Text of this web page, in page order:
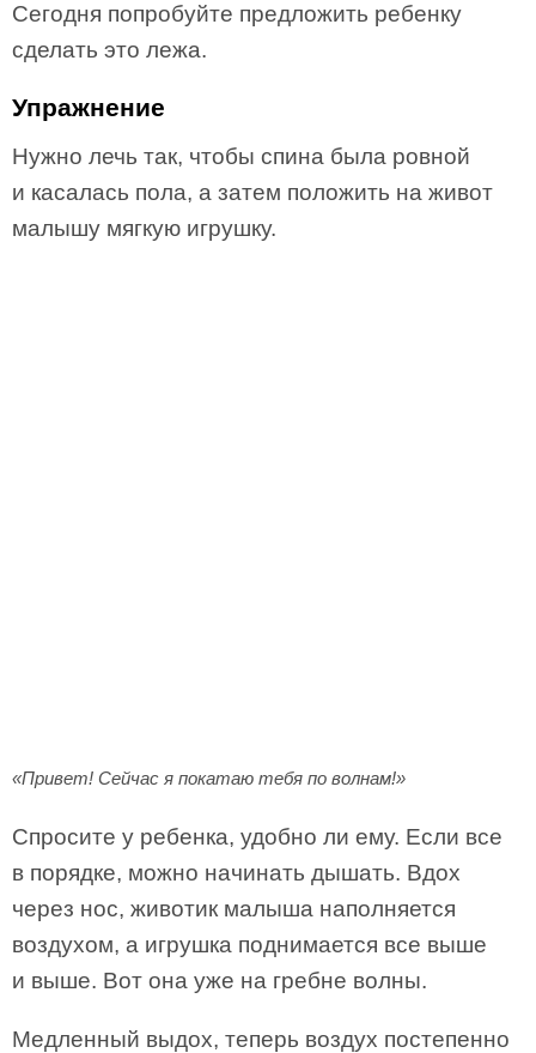
Сегодня попробуйте предложить ребенку
сделать это лежа.
Упражнение
Нужно лечь так, чтобы спина была ровной
и касалась пола, а затем положить на живот
малышу мягкую игрушку.
«Привет! Сейчас я покатаю тебя по волнам!»
Спросите у ребенка, удобно ли ему. Если все
в порядке, можно начинать дышать. Вдох
через нос, животик малыша наполняется
воздухом, а игрушка поднимается все выше
и выше. Вот она уже на гребне волны.
Медленный выдох, теперь воздух постепенно